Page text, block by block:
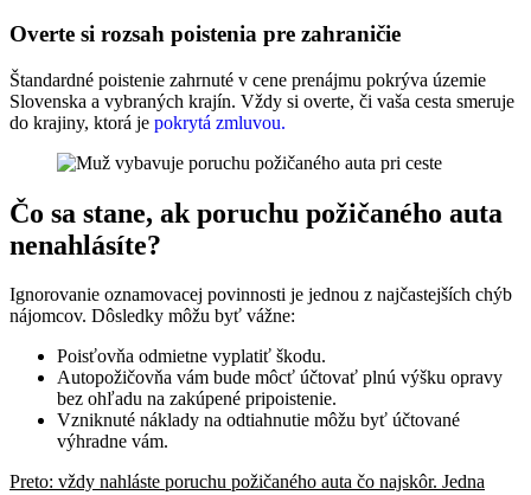
Overte si rozsah poistenia pre zahraničie
Štandardné poistenie zahrnuté v cene prenájmu pokrýva územie
Slovenska a vybraných krajín. Vždy si overte, či vaša cesta smeruje
do krajiny, ktorá je pokrytá zmluvou.
Čo sa stane, ak poruchu požičaného auta
nenahlásíte?
Ignorovanie oznamovacej povinnosti je jednou z najčastejších chýb
nájomcov. Dôsledky môžu byť vážne:
Poisťovňa odmietne vyplatiť škodu.
Autopožičovňa vám bude môcť účtovať plnú výšku opravy
bez ohľadu na zakúpené pripoistenie.
Vzniknuté náklady na odtiahnutie môžu byť účtované
výhradne vám.
Preto: vždy nahláste poruchu požičaného auta čo najskôr. Jedna